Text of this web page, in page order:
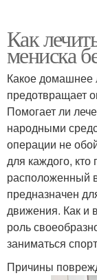
Как
мениска
Какое домашнее
предотвращает
Помогает ли
народными
операции не
для каждого,
расположенный
предназначен
движения. Как и
роль
заниматься
Причины